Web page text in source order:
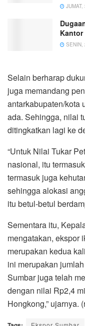
SENIN,
Selain berharap
juga memandang
antarkabupaten/kota
ada. Sehingga, nilai
ditingkatkan lagi ke
“Untuk Nilai Tukar
nasional, itu
termasuk juga
sehingga alokasi
itu betul-betul
Sementara itu,
mengatakan, ekspor
merupakan kedua
ini merupakan
Sumbar juga telah
dengan nilai Rp2,4
Hongkong,” ujarnya.